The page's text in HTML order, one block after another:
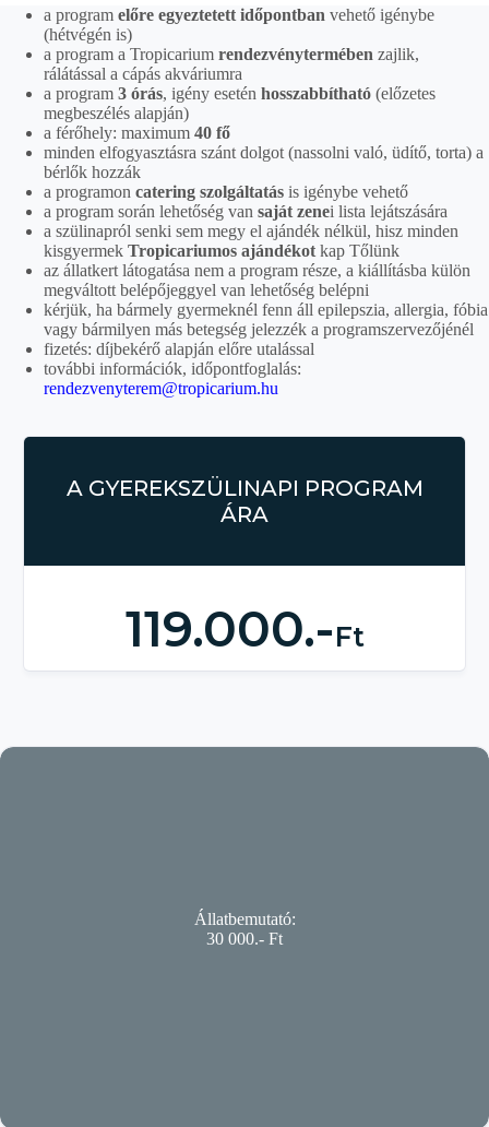
a program előre egyeztetett időpontban vehető igénybe
(hétvégén is)
a program a Tropicarium rendezvénytermében zajlik,
rálátással a cápás akváriumra
a program 3 órás, igény esetén hosszabbítható (előzetes
megbeszélés alapján)
a férőhely: maximum 40 fő
minden elfogyasztásra szánt dolgot (nassolni való, üdítő, torta) a
bérlők hozzák
a programon catering szolgáltatás is igénybe vehető
a program során lehetőség van saját zenei lista lejátszására
a szülinapról senki sem megy el ajándék nélkül, hisz minden
kisgyermek Tropicariumos ajándékot kap Tőlünk
az állatkert látogatása nem a program része, a kiállításba külön
megváltott belépőjeggyel van lehetőség belépni
kérjük, ha bármely gyermeknél fenn áll epilepszia, allergia, fóbia
vagy bármilyen más betegség jelezzék a programszervezőjénél
fizetés: díjbekérő alapján előre utalással
további információk, időpontfoglalás:
rendezvenyterem@tropicarium.hu
A GYEREKSZÜLINAPI PROGRAM
ÁRA
119.000.-Ft
Állatbemutató:
30 000.- Ft